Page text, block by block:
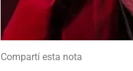
Compartí esta nota